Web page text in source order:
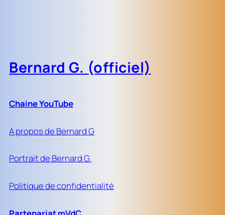
Bernard G. (officiel)
Chaine YouTube
A propos de Bernard G
Portrait de Bernard G.
Politique de confidentialité